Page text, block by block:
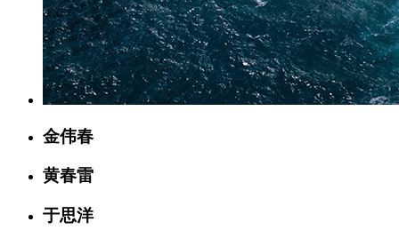
金伟春
黄春雷
于思洋